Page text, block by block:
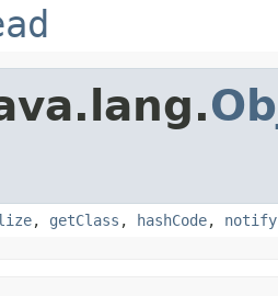
, getClass , hashCode, notify